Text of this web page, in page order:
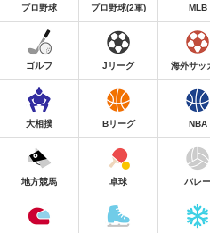
プロ野球 プロ野球(2軍) MLB
ゴルフ Jリーグ 海外サッ
大相撲 Bリーグ NBA
地方競馬 卓球 バレー